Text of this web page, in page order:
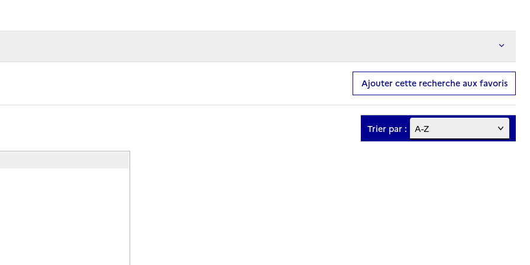
Ajouter cette recherche aux favoris
Trier par :